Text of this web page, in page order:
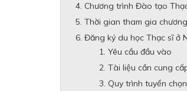
Chương trình Đào tạo
Thời gian tham gia
Đăng ký du học Thạc sĩ ở
Yêu cầu đầu vào
Tài liệu cần cung
Quy trình tuyển chọn